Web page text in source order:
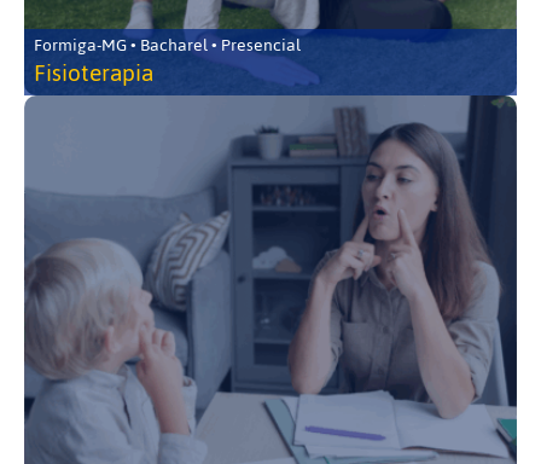
Formiga-MG • Bacharel • Presencial
Fisioterapia